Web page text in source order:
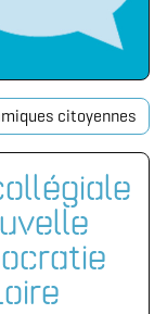
citoyennes